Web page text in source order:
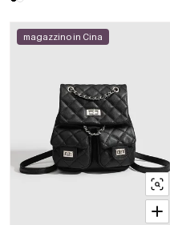
magazzino in Cina